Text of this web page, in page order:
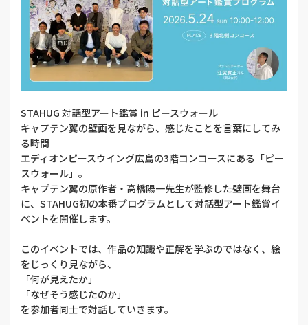
STAHUG 対話型アート鑑賞 in ピースウォール
キャプテン翼の壁画を見ながら、感じたことを言葉にしてみ
る時間
エディオンピースウイング広島の3階コンコースにある「ピー
スウォール」。
キャプテン翼の原作者・高橋陽一先生が監修した壁画を舞台
に、STAHUG初の本番プログラムとして対話型アート鑑賞イ
ベントを開催します。
このイベントでは、作品の知識や正解を学ぶのではなく、絵
をじっくり見ながら、
「何が見えたか」
「なぜそう感じたのか」
を参加者同士で対話していきます。